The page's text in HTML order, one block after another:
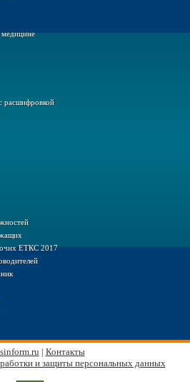
расшифровкой
ЕТКС 2017
| Контакты
и защиты персональных данных